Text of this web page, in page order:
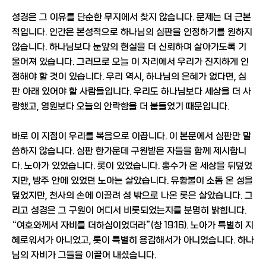
성경은 그 이유를 단순한 무지에서 찾지 않습니다. 문제는 더 근본
적입니다. 인간은 본성적으로 하나님의 심판을 인정하기를 원하지
않습니다. 하나님보다 눈앞의 현실을 더 신뢰하며 살아가도록 기
울어져 있습니다. 그러므로 오늘 이 자리에서 우리가 진지하게 인
정해야 할 것이 있습니다. 우리 역시, 하나님의 은혜가 없다면, 심
판 아래 있어야 할 사람들입니다. 우리도 하나님보다 세상을 더 사
랑했고, 영원보다 오늘의 안락함을 더 붙들었기 때문입니다.
바로 이 지점이 우리를 복음으로 이끕니다. 이 본문에서 심판만 말
씀하지 않습니다. 심판 한가운데 구원받은 자들을 함께 제시합니
다. 노아가 있었습니다. 롯이 있었습니다. 홍수가 온 세상을 뒤덮었
지만, 방주 안에 있었던 노아는 살았습니다. 유황불이 소돔 온 성을
덮었지만, 천사의 손에 이끌려 성 밖으로 나온 롯은 살았습니다. 그
리고 성경은 그 구원이 어디서 비롯되었는지를 분명히 밝힙니다.
“여호와께서 자비를 더하심이었더라”(창 19:16). 노아가 특별히 지
혜로워서가 아니었고, 롯이 특별히 용감해서가 아니었습니다. 하나
님의 자비가 그들을 이끌어 내셨습니다.